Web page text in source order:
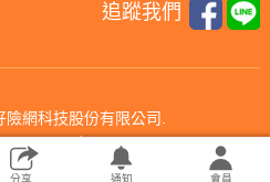
追蹤我們
網科技股份有限公司.
reserved.